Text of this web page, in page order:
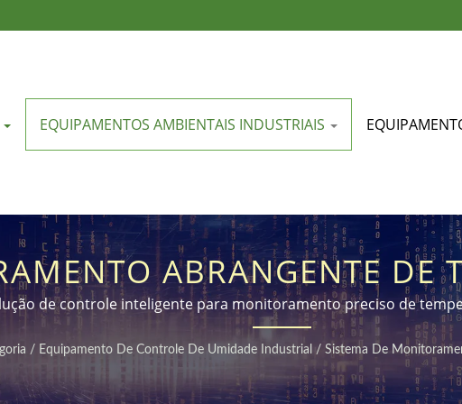
EQUIPAMENTOS AMBIENTAIS INDUSTRIAIS
ABRANGENTE DE
DE CONTROLE
de controle inteligente para monitoramento preciso de
/ Equipamento De Controle De Umidade Industrial / Sistema De